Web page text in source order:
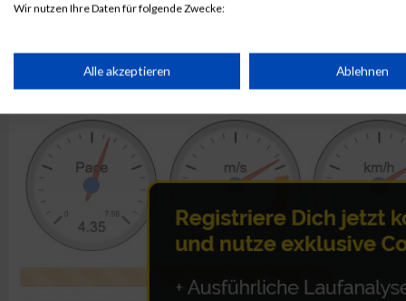
Wir nutzen Ihre Daten für folgende Zwecke:
Speichern von oder Zugriff auf Informationen auf einem
Verwendung reduzierter Daten zur Auswahl von
Erstellung von Profilen für personalisierte Werbung
Verwendung von Profilen zur Auswahl personalisierter
Erstellung von Profilen zur Personalisierung von Inhalten
Alle akzeptieren Ablehnen